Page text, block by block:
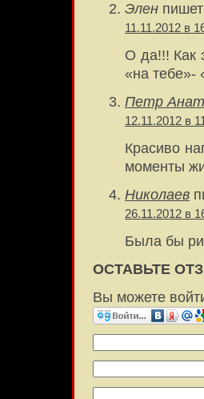
Элен
11.11.2012 в
О да!!! Как
«на тебе»-
Петр
12.11.2012 в
Красиво
моменты
Николаев
26.11.2012 в
Была бы
ОСТАВЬТЕ
Вы можете